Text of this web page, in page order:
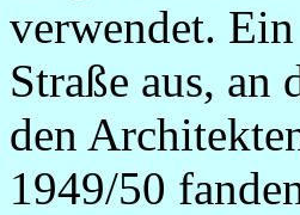
verwendet.
Straße aus,
den
1949/50